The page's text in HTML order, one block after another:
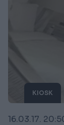
KIOSK
16.03.17.